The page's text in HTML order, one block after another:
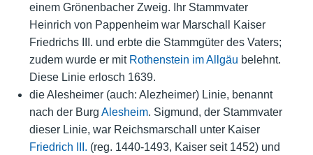
einem Grönenbacher Zweig. Ihr Stammvater
Heinrich von Pappenheim war Marschall Kaiser
Friedrichs III. und erbte die Stammgüter des Vaters;
zudem wurde er mit Rothenstein im Allgäu belehnt.
Diese Linie erlosch 1639.
die Alesheimer (auch: Alezheimer) Linie, benannt
nach der Burg Alesheim. Sigmund, der Stammvater
dieser Linie, war Reichsmarschall unter Kaiser
Friedrich III. (reg. 1440-1493, Kaiser seit 1452) und